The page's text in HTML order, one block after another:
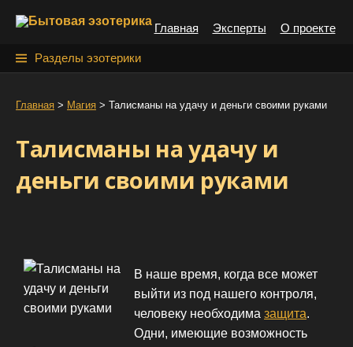
Главная Эксперты О проекте
Разделы эзотерики
й
Главная > Магия > Талисманы на удачу и деньги своими руками
Талисманы на удачу и
деньги своими руками
В наше время, когда все может
выйти из под нашего контроля,
человеку необходима защита.
Одни, имеющие возможность